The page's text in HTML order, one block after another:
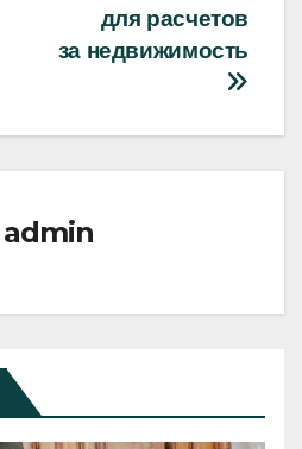
для расчетов
за недвижимость
admin